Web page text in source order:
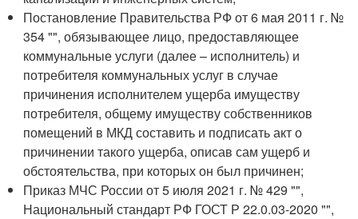
Постановление Правительства РФ от 6 мая 2011 г. №
354 "", обязывающее лицо, предоставляющее
коммунальные услуги (далее – исполнитель) и
потребителя коммунальных услуг в случае
причинения исполнителем ущерба имуществу
потребителя, общему имуществу собственников
помещений в МКД составить и подписать акт о
причинении такого ущерба, описав сам ущерб и
обстоятельства, при которых он был причинен;
Приказ МЧС России от 5 июля 2021 г. № 429 "",
Национальный стандарт РФ ГОСТ Р 22.0.03-2020 "",